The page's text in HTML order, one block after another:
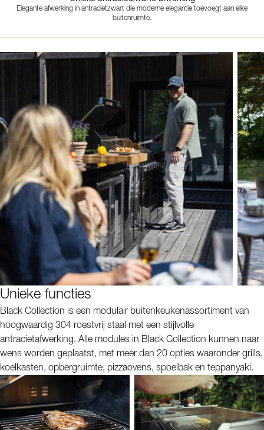
Elegante afwerking in antracietzwart die moderne elegantie toevoegt aan elke
buitenruimte.
Unieke functies
Black Collection is een modulair buitenkeukenassortiment van
hoogwaardig 304 roestvrij staal met een stijlvolle
antracietafwerking. Alle modules in Black Collection kunnen naar
wens worden geplaatst, met meer dan 20 opties waaronder grills,
koelkasten, opbergruimte, pizzaovens, spoelbak en teppanyaki.